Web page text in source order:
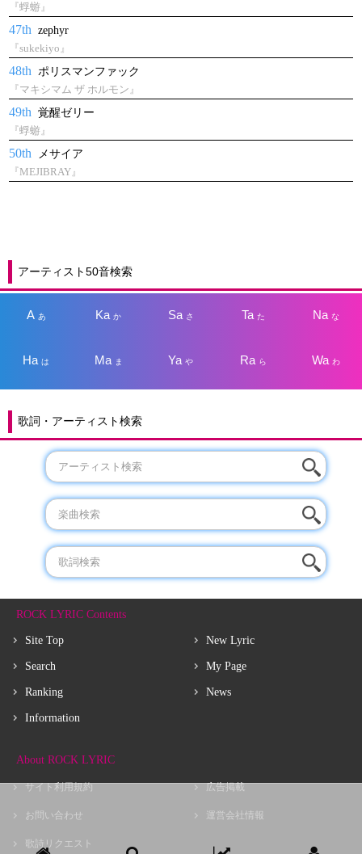
『蜉蝣』
47thzephyr
『sukekiyo』
48th ポリスマンファック
『マキシマム ザ ホルモン』
49th覚醒ゼリー
『蜉蝣』
50th
メサイア
『MEJIBRAY』
アーティスト50音検索
A あ Kaか Sa さ Taた Na な
Haは Ma ま Yaや Ra ら Wa わ
歌詞・アーティスト検索
ROCK LYRIC Contents
Site Top
Search
Ranking
Information
New Lyric
My Page
News
About ROCK LYRIC
サイト利用規約
お問い合わせ
歌詩リクエスト
広告掲載
運営会社情報